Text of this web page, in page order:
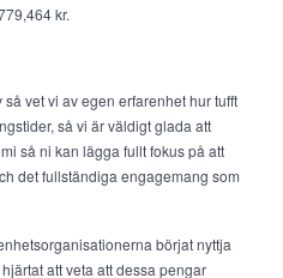
kr.
vet vi av egen erfarenhet hur tufft
så vi är väldigt glada att
så ni kan lägga fullt fokus på att
det fullständiga engagemang som
börjat nyttja
att veta att dessa pengar